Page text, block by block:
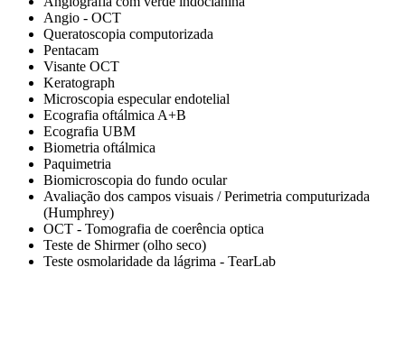
Angio - OCT
Queratoscopia computorizada
Pentacam
Visante OCT
Keratograph
Microscopia especular endotelial
Ecografia oftálmica A+B
Ecografia UBM
Biometria oftálmica
Paquimetria
Biomicroscopia do fundo ocular
Avaliação dos campos visuais / Perimetria computurizada
(Humphrey)
OCT - Tomografia de coerência optica
Teste de Shirmer (olho seco)
Teste osmolaridade da lágrima - TearLab